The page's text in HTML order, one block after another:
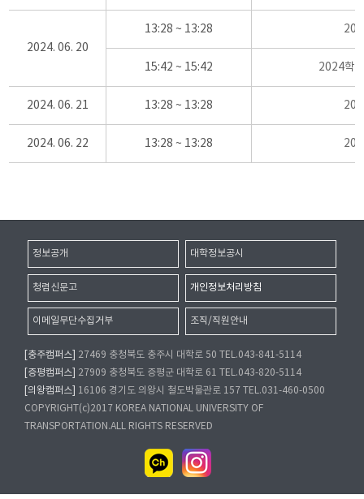
2024. 06. 20
13:28 ~ 13:28
15:42 ~ 15:42 2024학
2024. 06. 21 13:28 ~ 13:28
2024. 06. 22 13:28 ~ 13:28
정보공개 대학정보공시
청렴신문고 개인정보처리방침
이메일무단수집거부 조직/직원안내
[충주캠퍼스]
27469 충청북도 충주시 대학로 50 TEL.043-841-5114
[증평캠퍼스]
27909 충청북도 증평군 대학로 61 TEL.043-820-5114
[의왕캠퍼스]
16106 경기도 의왕시 철도박물관로 157 TEL.031-460-0500
COPYRIGHT(c)2017 KOREA NATIONAL UNIVERSITY OF
TRANSPORTATION.ALL RIGHTS RESERVED